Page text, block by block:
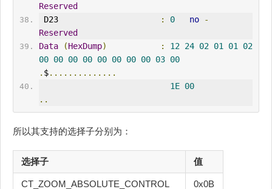
Reserved
D23
: 0 no
-
Reserved
Data
(HexDump) : 12 24 02 01 01
02
00 00 00 00 00 00 00 00 03 00
. $..............
1E 00
..
所以其支持的选择子分别为：
选择子 值
CT_ZOOM_ABSOLUTE_CONTROL 0x0B